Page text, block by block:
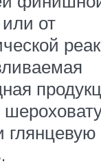
от
глянцевую